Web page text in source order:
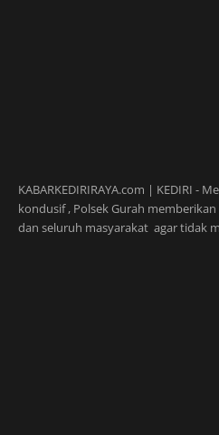
KABARKEDIRIRAYA.com | KEDIRI -
kondusif , Polsek Gurah
dan seluruh masyarakat agar tidak